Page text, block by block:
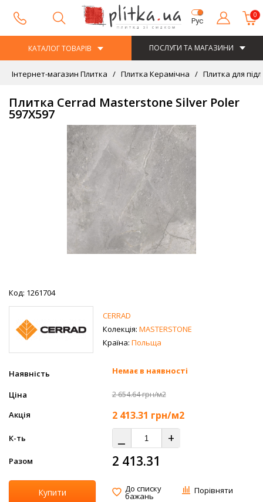
Рус
0
КАТАЛОГ ТОВАРІВ ПОСЛУГИ ТА МАГАЗИНИ
Інтернет-магазин Плитка Плитка Керамічна Плитка для
Плитка Cerrad Masterstone Silver Poler
597Х597
Код: 1261704
CERRAD
Колекція: MASTERSTONE
Країна: Польща
Наявність Немає в наявності
Ціна 2 654.64 грн/м2
Акція 2 413.31 грн/м2
К-ть +
Разом 2 413.31
Купити До списку
бажань
Порівняти